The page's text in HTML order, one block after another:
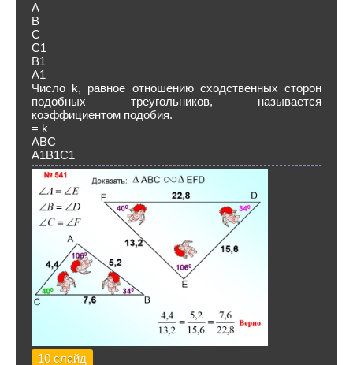
А
В
С
С1
В1
А1
Число k, равное отношению сходственных сторон
подобных треугольников, называется
коэффициентом подобия.
= k
ABC
A1B1C1
10 слайд